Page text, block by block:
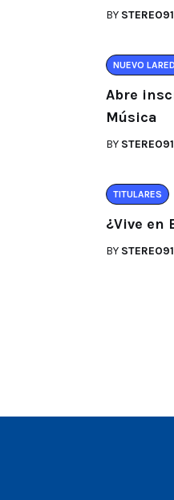
BY STEREO91
NUEVO
Abre
Música
BY STEREO91
TITULARES
¿Vive en
BY STEREO91